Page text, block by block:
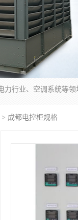
> 成都电控柜规格